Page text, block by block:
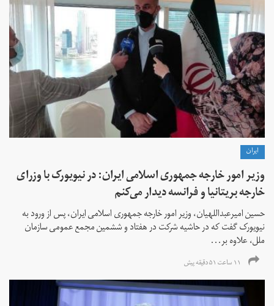
ايران
وزیر امور خارجه جمهوری اسلامی ایران: در نیویورک با وزرای
خارجه بریتانیا و فرانسه دیدار می‌کنم
حسین امیرعبداللهیان، وزیر امور خارجه جمهوری اسلامی ایران، پس از ورود به
نیویورک گفت که در حاشیه شرکت در هفتاد و ششمین مجمع عمومی سازمان
ملل، علاوه بر...
۱۱ ساعت ۵۱ دقیقه پیش